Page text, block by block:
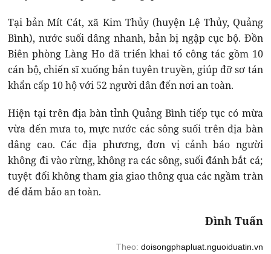
Tại bản Mít Cát, xã Kim Thủy (huyện Lệ Thủy, Quảng
Bình), nước suối dâng nhanh, bản bị ngập cục bộ. Đồn
Biên phòng Làng Ho đã triển khai tổ công tác gồm 10
cán bộ, chiến sĩ xuống bản tuyên truyền, giúp đỡ sơ tán
khẩn cấp 10 hộ với 52 người dân đến nơi an toàn.
Hiện tại trên địa bàn tỉnh Quảng Bình tiếp tục có mừa
vừa đến mưa to, mực nước các sông suối trên địa bàn
dâng cao. Các địa phương, đơn vị cảnh báo người
không đi vào rừng, không ra các sông, suối đánh bắt cá;
tuyệt đối không tham gia giao thông qua các ngầm tràn
để đảm bảo an toàn.
Đình Tuấn
Theo: doisongphapluat.nguoiduatin.vn